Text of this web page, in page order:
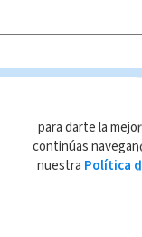
de esta
conformidad con las
para darte la
continúas
nuestra Política